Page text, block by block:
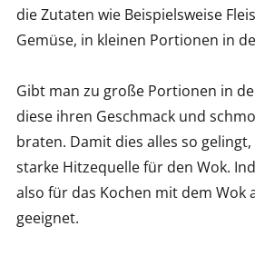
die Zutaten wie Beispielsweise
Gemüse, in kleinen Portionen in
Gibt man zu große Portionen in
diese ihren Geschmack und
braten. Damit dies alles so
starke Hitzequelle für den Wok.
also für das Kochen mit dem
geeignet.